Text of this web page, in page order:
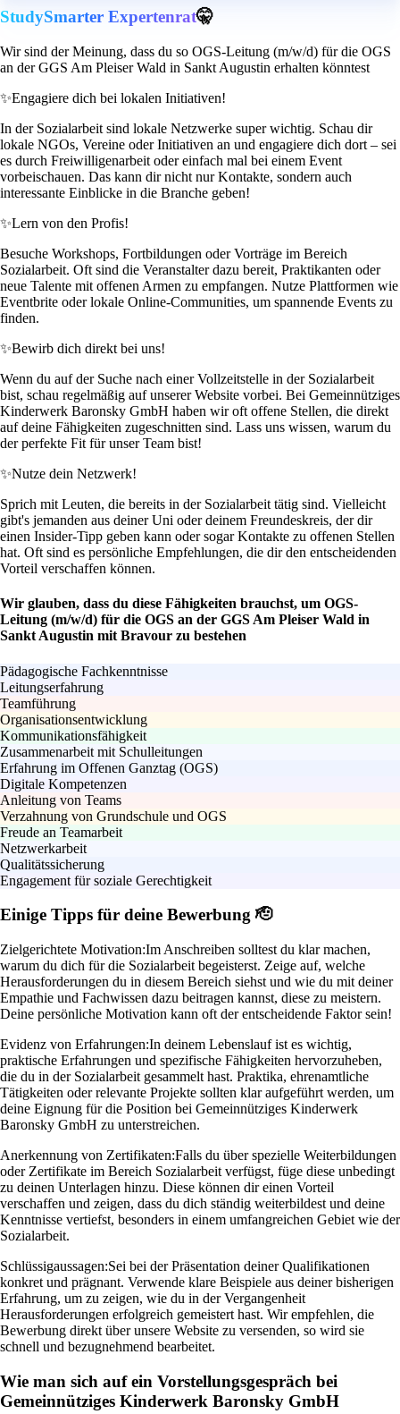
StudySmarter Expertenrat🤫
Wir sind der Meinung, dass du so OGS-Leitung (m/w/d) für die OGS
an der GGS Am Pleiser Wald in Sankt Augustin erhalten könntest
✨Engagiere dich bei lokalen Initiativen!
In der Sozialarbeit sind lokale Netzwerke super wichtig. Schau dir
lokale NGOs, Vereine oder Initiativen an und engagiere dich dort – sei
es durch Freiwilligenarbeit oder einfach mal bei einem Event
vorbeischauen. Das kann dir nicht nur Kontakte, sondern auch
interessante Einblicke in die Branche geben!
✨Lern von den Profis!
Besuche Workshops, Fortbildungen oder Vorträge im Bereich
Sozialarbeit. Oft sind die Veranstalter dazu bereit, Praktikanten oder
neue Talente mit offenen Armen zu empfangen. Nutze Plattformen wie
Eventbrite oder lokale Online-Communities, um spannende Events zu
finden.
✨Bewirb dich direkt bei uns!
Wenn du auf der Suche nach einer Vollzeitstelle in der Sozialarbeit
bist, schau regelmäßig auf unserer Website vorbei. Bei Gemeinnütziges
Kinderwerk Baronsky GmbH haben wir oft offene Stellen, die direkt
auf deine Fähigkeiten zugeschnitten sind. Lass uns wissen, warum du
der perfekte Fit für unser Team bist!
✨Nutze dein Netzwerk!
Sprich mit Leuten, die bereits in der Sozialarbeit tätig sind. Vielleicht
gibt's jemanden aus deiner Uni oder deinem Freundeskreis, der dir
einen Insider-Tipp geben kann oder sogar Kontakte zu offenen Stellen
hat. Oft sind es persönliche Empfehlungen, die dir den entscheidenden
Vorteil verschaffen können.
Wir glauben, dass du diese Fähigkeiten brauchst, um OGS-
Leitung (m/w/d) für die OGS an der GGS Am Pleiser Wald in
Sankt Augustin mit Bravour zu bestehen
Pädagogische Fachkenntnisse
Leitungserfahrung
Teamführung
Organisationsentwicklung
Kommunikationsfähigkeit
Zusammenarbeit mit Schulleitungen
Erfahrung im Offenen Ganztag (OGS)
Digitale Kompetenzen
Anleitung von Teams
Verzahnung von Grundschule und OGS
Freude an Teamarbeit
Netzwerkarbeit
Qualitätssicherung
Engagement für soziale Gerechtigkeit
Einige Tipps für deine Bewerbung 🫡
Zielgerichtete Motivation:Im Anschreiben solltest du klar machen,
warum du dich für die Sozialarbeit begeisterst. Zeige auf, welche
Herausforderungen du in diesem Bereich siehst und wie du mit deiner
Empathie und Fachwissen dazu beitragen kannst, diese zu meistern.
Deine persönliche Motivation kann oft der entscheidende Faktor sein!
Evidenz von Erfahrungen:In deinem Lebenslauf ist es wichtig,
praktische Erfahrungen und spezifische Fähigkeiten hervorzuheben,
die du in der Sozialarbeit gesammelt hast. Praktika, ehrenamtliche
Tätigkeiten oder relevante Projekte sollten klar aufgeführt werden, um
deine Eignung für die Position bei Gemeinnütziges Kinderwerk
Baronsky GmbH zu unterstreichen.
Anerkennung von Zertifikaten:Falls du über spezielle Weiterbildungen
oder Zertifikate im Bereich Sozialarbeit verfügst, füge diese unbedingt
zu deinen Unterlagen hinzu. Diese können dir einen Vorteil
verschaffen und zeigen, dass du dich ständig weiterbildest und deine
Kenntnisse vertiefst, besonders in einem umfangreichen Gebiet wie der
Sozialarbeit.
Schlüssigaussagen:Sei bei der Präsentation deiner Qualifikationen
konkret und prägnant. Verwende klare Beispiele aus deiner bisherigen
Erfahrung, um zu zeigen, wie du in der Vergangenheit
Herausforderungen erfolgreich gemeistert hast. Wir empfehlen, die
Bewerbung direkt über unsere Website zu versenden, so wird sie
schnell und bezugnehmend bearbeitet.
Wie man sich auf ein Vorstellungsgespräch bei
Gemeinnütziges Kinderwerk Baronsky GmbH